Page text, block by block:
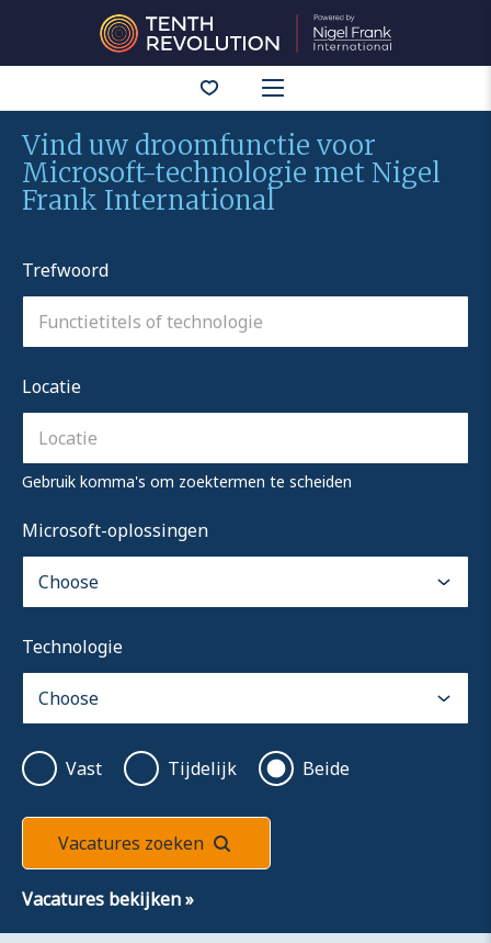
Bewaarde vacatures
Vind uw droomfunctie voor
Microsoft-technologie met Nigel
Frank International
Trefwoord
Locatie
Gebruik komma's om zoektermen te scheiden
Microsoft-oplossingen
Technologie
Vast Tijdelijk Beide
Vacatures zoeken
Vacatures bekijken»